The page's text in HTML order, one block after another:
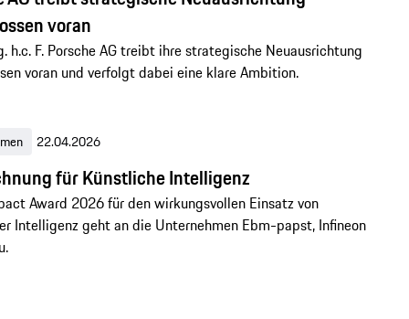
voran
h.c. F. Porsche AG treibt ihre strategische Neuausrichtung
voran und verfolgt dabei eine klare Ambition.
22.04.2026
für Künstliche Intelligenz
Award 2026 für den wirkungsvollen Einsatz von
Intelligenz geht an die Unternehmen Ebm-papst, Infineon